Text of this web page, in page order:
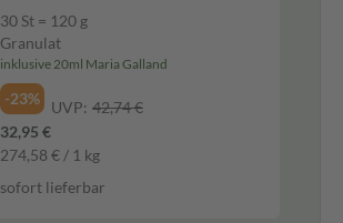
D-MANNOSE 30 St Granulat
30 St = 120 g
Granulat
inklusive 20ml Maria Galland
-23% UVP: 42,74 €
32,95 €
274,58 € / 1 kg
sofort lieferbar